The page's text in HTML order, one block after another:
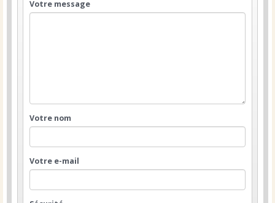
Votre message
Votre nom
Votre e-mail